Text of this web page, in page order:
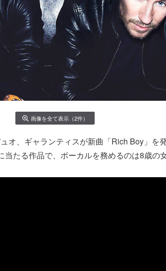
画像を全て表示（2件）
オ、ギャランティスが新曲「Rich Boy」を
たる作品で、ボーカルを務めるのは8歳の